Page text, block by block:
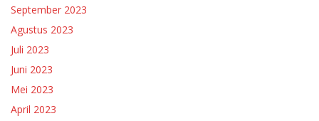
September 2023
Agustus 2023
Juli 2023
Juni 2023
Mei 2023
April 2023